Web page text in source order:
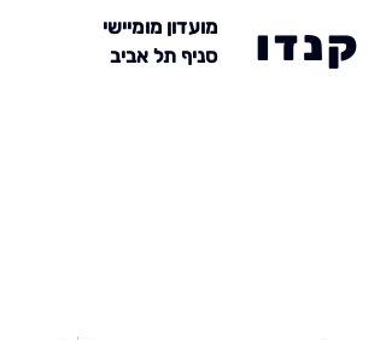
מועדון מומיישי
סניף תל אביב
קנדו